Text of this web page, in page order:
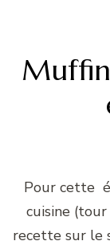
Pour cette
cuisine
recette sur le